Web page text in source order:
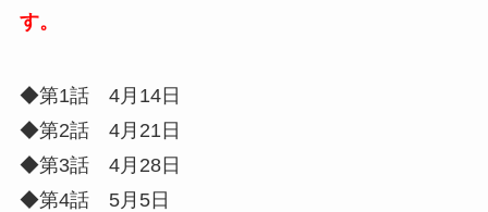
す。
◆第1話 4月14日
◆第2話 4月21日
◆第3話 4月28日
◆第4話 5月5日